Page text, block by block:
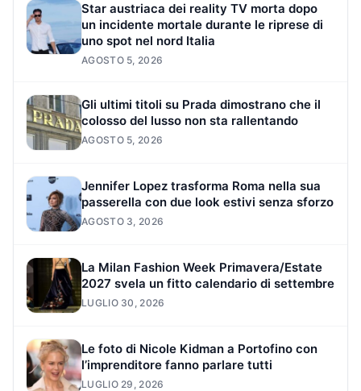
Star austriaca dei reality TV morta dopo
un incidente mortale durante le riprese di
uno spot nel nord Italia
AGOSTO 5, 2026
Gli ultimi titoli su Prada dimostrano che il
colosso del lusso non sta rallentando
AGOSTO 5, 2026
Jennifer Lopez trasforma Roma nella sua
passerella con due look estivi senza sforzo
AGOSTO 3, 2026
La Milan Fashion Week Primavera/Estate
2027 svela un fitto calendario di settembre
LUGLIO 30, 2026
Le foto di Nicole Kidman a Portofino con
l’imprenditore fanno parlare tutti
LUGLIO 29, 2026